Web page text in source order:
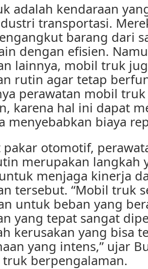
adalah kendaraan
transportasi.
barang dari
dengan efisien.
lainnya, mobil truk
rutin agar tetap
perawatan mobil
karena hal ini dapat
menyebabkan biaya
otomotif,
merupakan langkah
menjaga kinerja
tersebut. “Mobil truk
untuk beban yang
yang tepat sangat
kerusakan yang bisa
yang intens,” ujar
berpengalaman.